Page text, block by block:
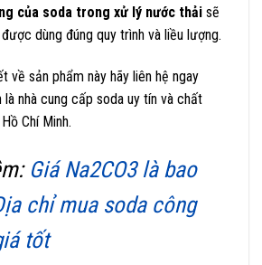
của soda trong xử lý nước thải sẽ
dùng đúng quy trình và liều lượng.
về sản phẩm này hãy liên hệ ngay
là nhà cung cấp soda uy tín và chất
Chí Minh.
Giá Na2CO3 là bao
chỉ mua soda công
tốt